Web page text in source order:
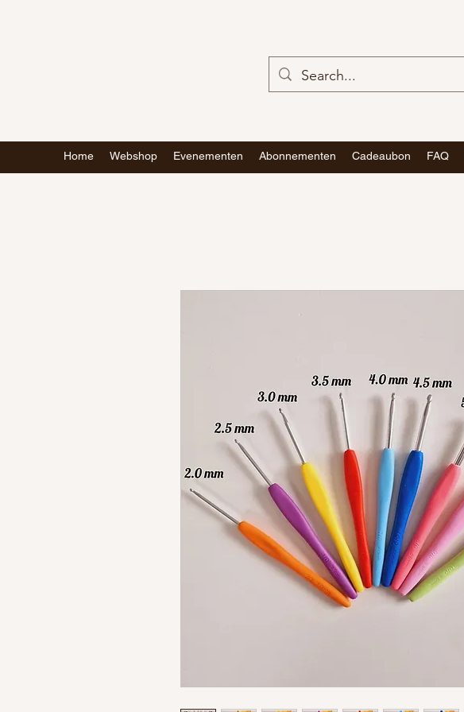
Home Webshop Evenementen Abonnementen Cadeaubon FAQ